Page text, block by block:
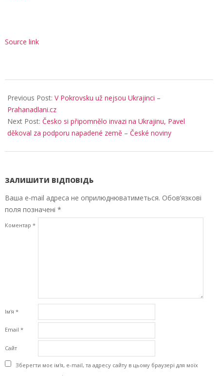
Source link
03-
01
Previous Post: V Pokrovsku už nejsou Ukrajinci –
Prahanadlani.cz
Next Post: Česko si připomnělo invazi na Ukrajinu, Pavel
děkoval za podporu napadené země – České noviny
ЗАЛИШИТИ ВІДПОВІДЬ
Ваша e-mail адреса не оприлюднюватиметься. Обов’язкові
поля позначені *
Коментар *
Ім'я *
Email *
Сайт
Зберегти моє ім'я, e-mail, та адресу сайту в цьому браузері для моїх